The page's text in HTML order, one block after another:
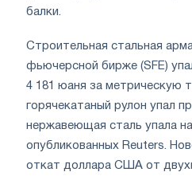
балки.
Строительная стальная
фьючерсной бирже (SFE)
4 181 юаня за метрическую
горячекатаный рулон упал
нержавеющая сталь упала
опубликованных Reuters.
откат доллара США от